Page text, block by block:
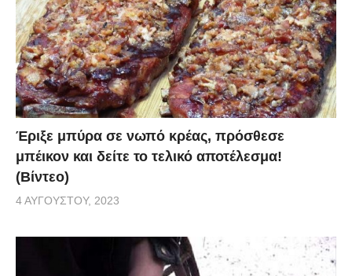
Έριξε μπύρα σε νωπό κρέας, πρόσθεσε
μπέικον και δείτε το τελικό αποτέλεσμα!
(Βίντεο)
4 ΑΥΓΟΎΣΤΟΥ, 2023